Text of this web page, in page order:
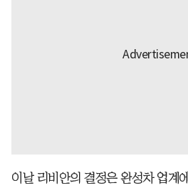
이날 리비안의 결정은 완성차 업계